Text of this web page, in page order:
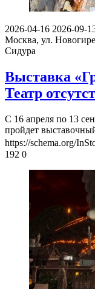
2026-04-16 2026-09-
Москва, ул.
Сидура
Выставка
Театр
С 16 апреля по 13
пройдет
https://schema.org/
192 0